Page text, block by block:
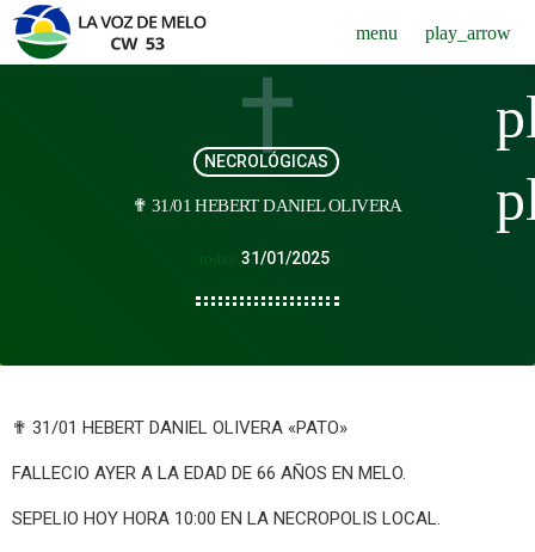
menu play_arrow
NECROLÓGICAS
✟ 31/01 HEBERT DANIEL OLIVERA
today 31/01/2025
✟ 31/01 HEBERT DANIEL OLIVERA «PATO»
FALLECIO AYER A LA EDAD DE 66 AÑOS EN MELO.
SEPELIO HOY HORA 10:00 EN LA NECROPOLIS LOCAL.